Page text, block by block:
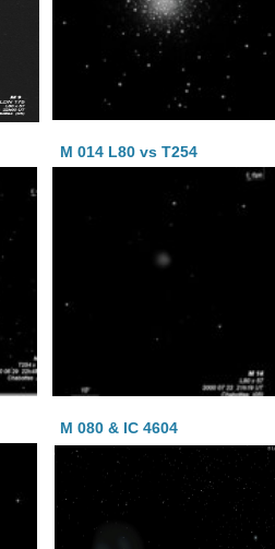
M 014 L80 vs T254
M 080 & IC 4604